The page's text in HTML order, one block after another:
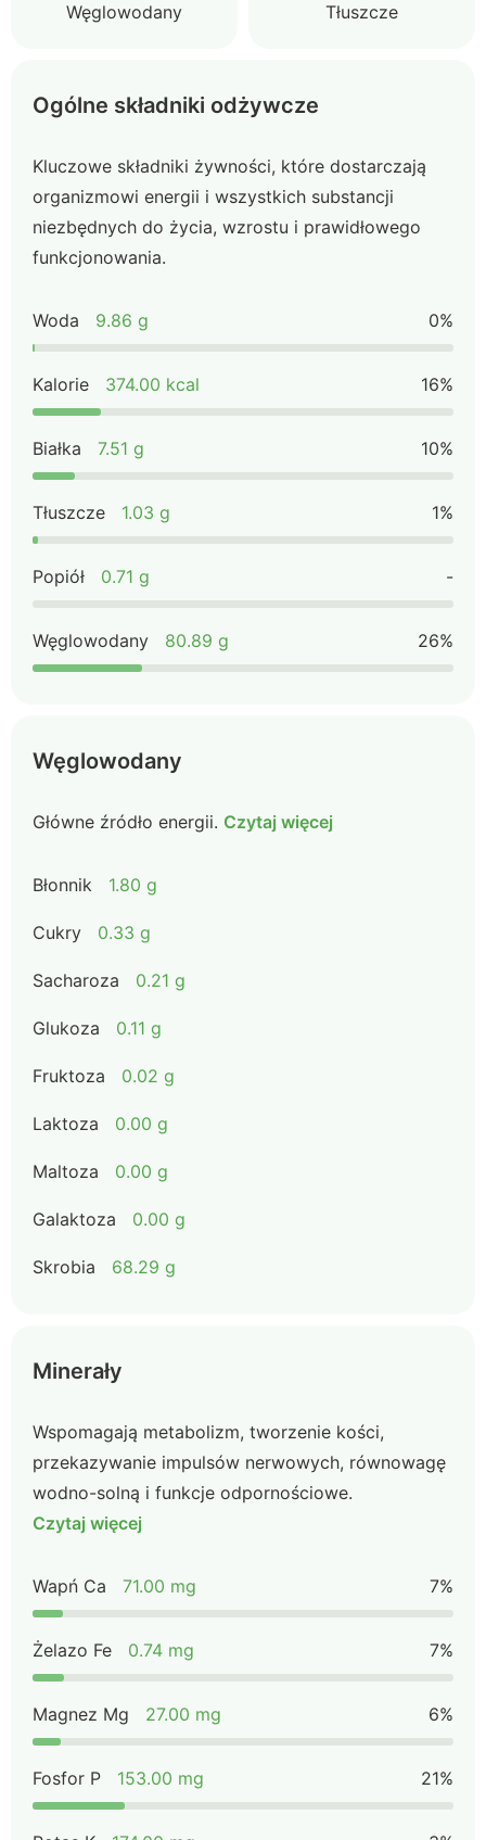
Węglowodany Tłuszcze
Ogólne składniki odżywcze
Kluczowe składniki żywności, które dostarczają
organizmowi energii i wszystkich substancji
niezbędnych do życia, wzrostu i prawidłowego
funkcjonowania.
Woda 9.86 g 0%
Kalorie 374.00 kcal 16%
Białka 7.51 g 10%
Tłuszcze 1.03 g 1%
Popiół 0.71 g -
Węglowodany 80.89 g 26%
Węglowodany
Główne źródło energii. Czytaj więcej
Błonnik 1.80 g
Cukry 0.33 g
Sacharoza 0.21 g
Glukoza 0.11 g
Fruktoza 0.02 g
Laktoza 0.00 g
Maltoza 0.00 g
Galaktoza 0.00 g
Skrobia 68.29 g
Minerały
Wspomagają metabolizm, tworzenie kości,
przekazywanie impulsów nerwowych, równowagę
wodno-solną i funkcje odpornościowe.
Czytaj więcej
Wapń Ca 71.00 mg 7%
Żelazo Fe 0.74 mg 7%
Magnez Mg 27.00 mg 6%
Fosfor P 153.00 mg 21%